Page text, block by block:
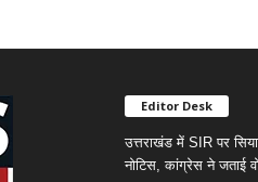
Editor Desk
उत्तराखंड में SIR पर
नोटिस, कांग्रेस ने जताई